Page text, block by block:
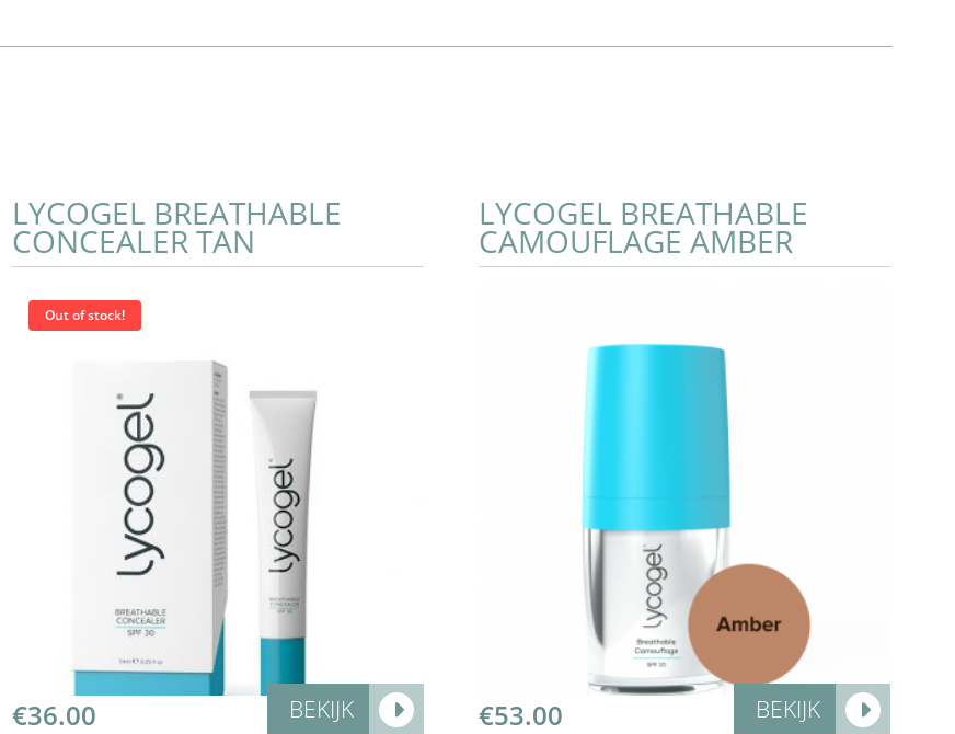
LYCOGEL BREATHABLE
CONCEALER TAN
Out of stock!
More Info
€36.00 BEKIJK
LYCOGEL BREATHABLE
CAMOUFLAGE AMBER
Add to Cart
€53.00 BEKIJK